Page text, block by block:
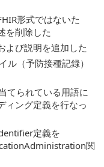
形式ではないた
を削除した
よび説明を追加した
ル（予防接種記録）
てられている用語に
ィング定義を行なっ
定義を
関